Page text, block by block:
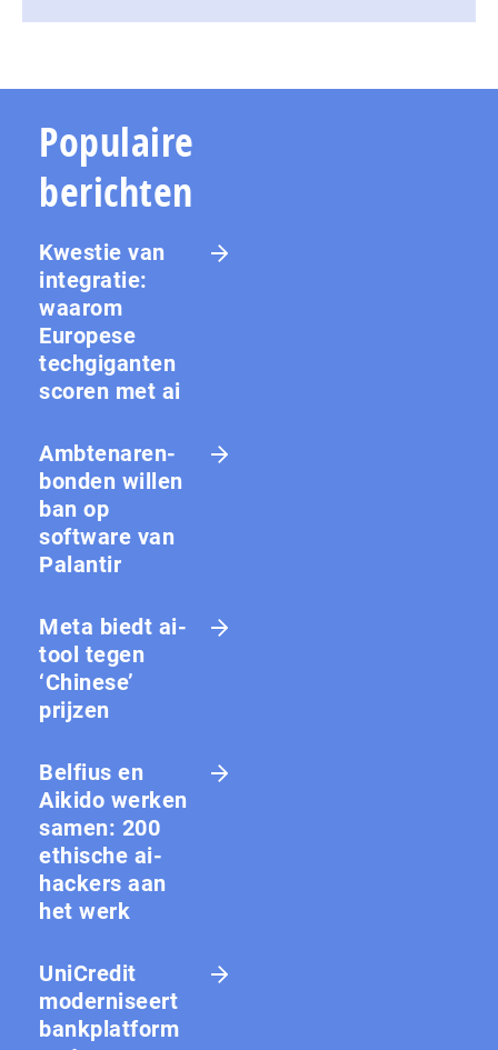
Populaire
berichten
Kwestie van
integratie:
waarom
Europese
techgiganten
scoren met ai
Amb­te­na­ren­
bon­den willen
ban op
software van
Palantir
Meta biedt ai-
tool tegen
‘Chinese’
prijzen
Belfius en
Aikido werken
samen: 200
ethische ai-
hackers aan
het werk
UniCredit
moderniseert
bankplatform